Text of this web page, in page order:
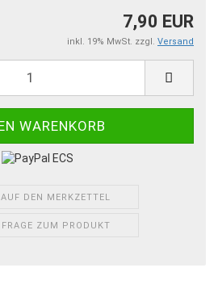
7,90 EUR
inkl. 19% MwSt. zzgl. Versand
AUF DEN MERKZETTEL
FRAGE ZUM PRODUKT